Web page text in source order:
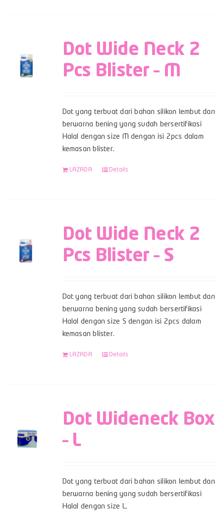
Dot Wide Neck 2
Pcs Blister – M
Dot yang terbuat dari bahan silikon lembut dan
berwarna bening yang sudah bersertifikasi
Halal dengan size M dengan isi 2pcs dalam
kemasan blister.
LAZADA Details
Dot Wide Neck 2
Pcs Blister – S
Dot yang terbuat dari bahan silikon lembut dan
berwarna bening yang sudah bersertifikasi
Halal dengan size S dengan isi 2pcs dalam
kemasan blister.
LAZADA Details
Dot Wideneck Box
– L
Dot yang terbuat dari bahan silikon lembut dan
berwarna bening yang sudah bersertifikasi
Halal dengan size L.